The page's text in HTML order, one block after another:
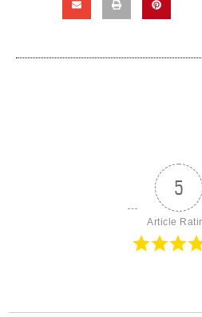
5
Article